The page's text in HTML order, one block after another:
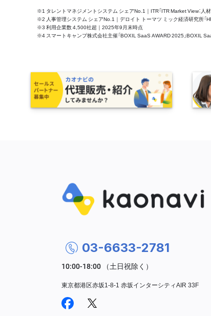
※1 タレントマネジメントシステム シェアNo.1｜ITR「ITR Market View：人
※2 人事管理システム シェアNo.1｜デロイト トーマツ ミック経済研究所「
※3 利用企業数 4,500社超｜2025年9月末時点
※4 スマートキャンプ株式会社主催「BOXIL SaaS AWARD 2025」BOXIL
03-6633-2781
東京都港区赤坂1-8-1 赤坂インターシティAIR 33F